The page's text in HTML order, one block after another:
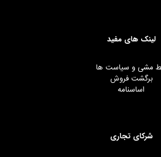
لینک های مفید
مشی و سیاست ها
برگشت فروش
اساسنامه
شرکای تجاری